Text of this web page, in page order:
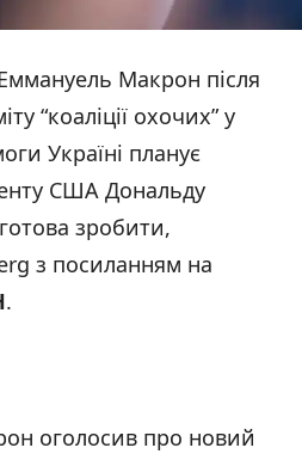
Макрон після
“коаліції охочих” у
Україні планує
США Дональду
зробити,
з посиланням на
.
оголосив про новий